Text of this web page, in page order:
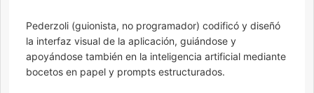
Pederzoli (guionista, no programador) codificó y diseñó
la interfaz visual de la aplicación, guiándose y
apoyándose también en la inteligencia artificial mediante
bocetos en papel y prompts estructurados.